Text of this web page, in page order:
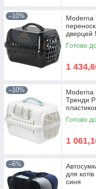
–10%
Moderna
дверцей
Готово
1
–10%
Moderna
Тренди
Готово
1
–6%
для
синя